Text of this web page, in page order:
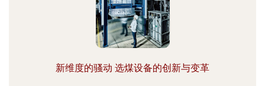
新维度的骚动 选煤设备的创新与变革